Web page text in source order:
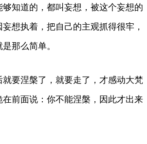
知道的，都叫妄想，被这个妄想的
想执着，把自己的主观抓得很牢，
那么简单。
要涅槃了，就要走了，才感动大梵
在前面说：你不能涅槃，因此才出来